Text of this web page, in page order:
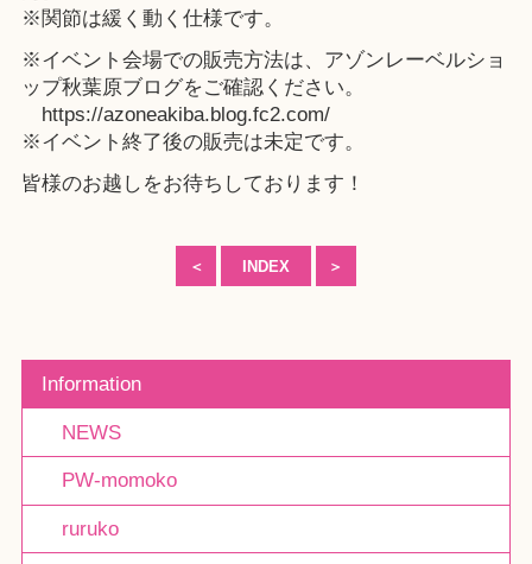
※関節は緩く動く仕様です。
※イベント会場での販売方法は、 アゾンレーベルショ
ップ秋葉原ブログをご確認ください。
https://azoneakiba.blog.fc2.com/
※イベント終了後の販売は未定です。
皆様のお越しをお待ちしております！
＜ INDEX ＞
Information
NEWS
PW-momoko
ruruko